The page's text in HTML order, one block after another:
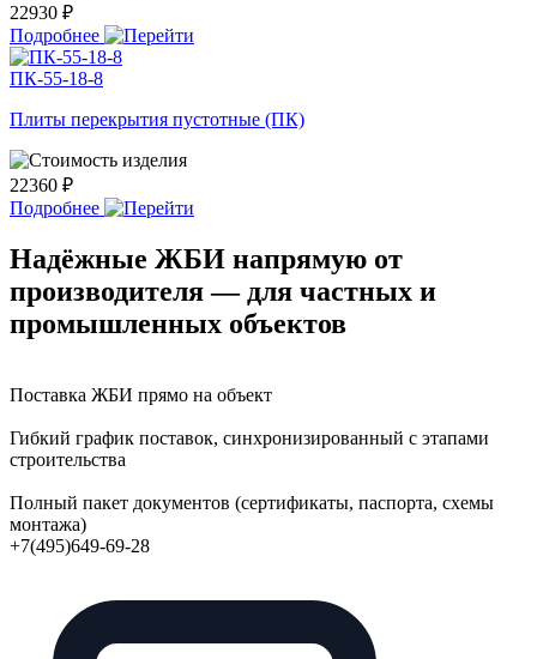
22930 ₽
Подробнее
ПК-55-18-8
Плиты перекрытия пустотные (ПК)
22360 ₽
Подробнее
Надёжные ЖБИ напрямую от
производителя — для частных и
промышленных объектов
Поставка ЖБИ прямо на объект
Гибкий график поставок, синхронизированный с этапами
строительства
Полный пакет документов (сертификаты, паспорта, схемы
монтажа)
+7(495)649-69-28